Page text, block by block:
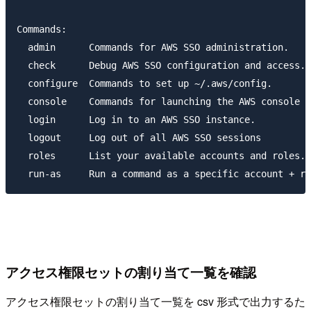
Commands:
  admin      Commands for AWS SSO administration.
  check      Debug AWS SSO configuration and access.
  configure  Commands to set up ~/.aws/config.
console    Commands for launching the AWS console
  login      Log in to an AWS SSO instance.
  logout     Log out of all AWS SSO sessions
  roles      List your available accounts and roles.
アクセス権限セットの割り当て一覧を確認
アクセス権限セットの割り当て一覧を csv 形式で出力するた